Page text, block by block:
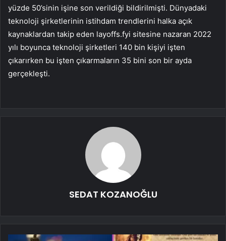
yüzde 50’sinin işine son verildiği bildirilmişti. Dünyadaki
teknoloji şirketlerinin istihdam trendlerini halka açık
kaynaklardan takip eden layoffs.fyi sitesine nazaran 2022
yılı boyunca teknoloji şirketleri 140 bin kişiyi işten
çıkarırken bu işten çıkarmaların 35 bini son bir ayda
gerçekleşti.
SEDAT KOZANOĞLU